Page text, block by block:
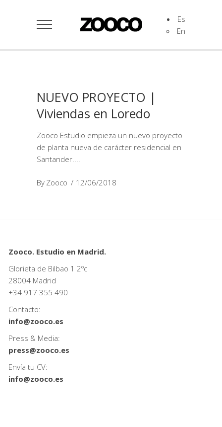
Es
En
NUEVO PROYECTO |
Viviendas en Loredo
Zooco Estudio empieza un nuevo proyecto
de planta nueva de carácter residencial en
Santander.
By Zooco 12/06/2018
Zooco. Estudio en Madrid.
Glorieta de Bilbao 1 2ºc
28004 Madrid
+34 917 355 490
Contacto:
info@zooco.es
Press & Media:
press@zooco.es
Envía tu CV:
info@zooco.es